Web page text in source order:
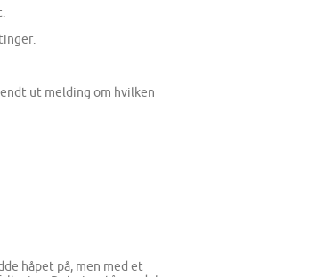
ut melding om hvilken
håpet på, men med et